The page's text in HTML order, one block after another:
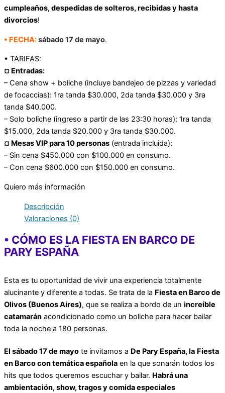
cumpleaños, despedidas de solteros, recibidas y hasta
divorcios!
• FECHA:sábado 17 de mayo.
• TARIFAS:
¤ Entradas:
– Cena show + boliche (incluye bandejeo de pizzas y variedad
de focaccias): 1ra tanda $30.000, 2da tanda $30.000 y 3ra
tanda $40.000.
– Solo boliche (ingreso a partir de las 23:30 horas): 1ra tanda
$15.000, 2da tanda $20.000 y 3ra tanda $30.000.
¤ Mesas VIP para 10 personas (entrada incluida):
– Sin cena $450.000 con $100.000 en consumo.
– Con cena $600.000 con $150.000 en consumo.
Quiero más información
Descripción
Valoraciones (0)
• CÓMO ES LA FIESTA EN BARCO DE
PARY ESPAÑA
Esta es tu oportunidad de vivir una experiencia totalmente
alucinante y diferente a todas. Se trata de la Fiesta en Barco de
Olivos (Buenos Aires), que se realiza a bordo de un increíble
catamarán acondicionado como un boliche para hacer bailar
toda la noche a 180 personas.
El sábado 17 de mayo te invitamos a De Pary España, la Fiesta
en Barco con temática española en la que sonarán todos los
hits que todos queremos escuchar y bailar. Habrá una
ambientación, show, tragos y comida especiales